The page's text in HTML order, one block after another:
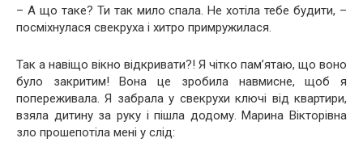
– А що таке? Ти так мило спала. Не хотіла тебе будити, –
посміхнулася свекруха і хитро примружилася.
Так а навіщо вікно відкривати?! Я чітко пам’ятаю, що воно
було закритим! Вона це зробила навмисне, щоб я
попереживала. Я забрала у свекрухи ключі від квартири,
взяла дитину за руку і пішла додому. Марина Вікторівна
зло прошепотіла мені у слід: